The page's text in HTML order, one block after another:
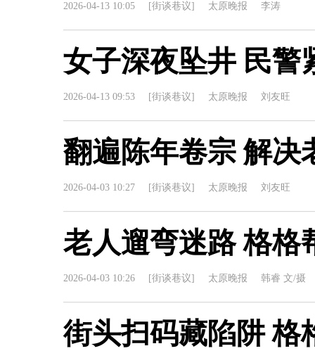
2026-04-13 10:05 [街谈巷议] 太原晚报 李涛
女子深夜坠井 民警
2026-04-13 09:53 [街谈巷议] 太原晚报 刘友旺
翻遍陈年卷宗 解决
2026-04-03 10:27 [街谈巷议] 太原晚报 刘友旺
老人遛弯迷路 格格
2026-04-03 10:26 [街谈巷议] 太原晚报 韩睿 文/摄
街头扫码藏陷阱 格